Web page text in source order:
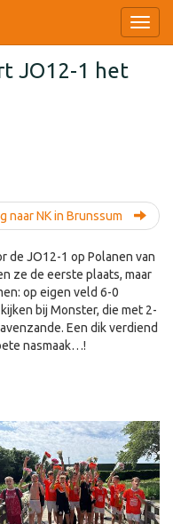
JO12-1 het
naar NK in Brunssum
de JO12-1 op Polanen van
ze de eerste plaats, maar
op eigen veld 6-0
bij Monster, die met 2-
Een dik verdiend
nasmaak…!